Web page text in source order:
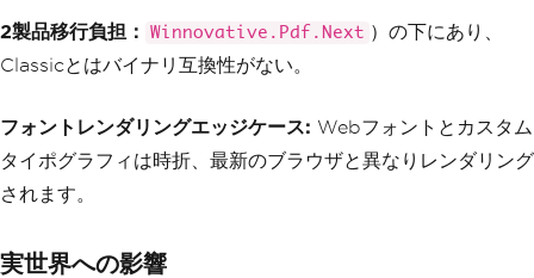
2製品移行負担： Winnovative.Pdf.Next ）の下にあり、
Classicとはバイナリ互換性がない。
フォントレンダリングエッジケース: Webフォントとカスタム
タイポグラフィは時折、最新のブラウザと異なりレンダリング
されます。
実世界への影響